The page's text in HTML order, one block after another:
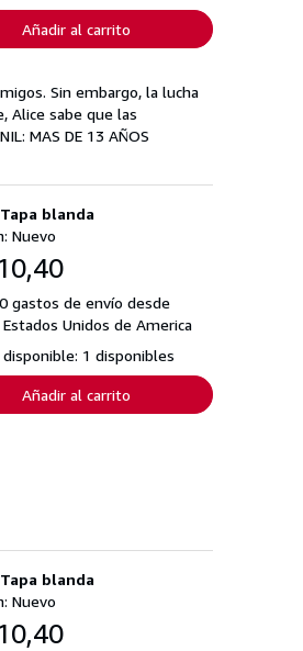
Añadir al carrito
Sin embargo, la lucha
Alice sabe que las
MAS DE 13 AÑOS
blanda
Nuevo
gastos de envío desde
Estados Unidos de America
disponible: 1 disponibles
Añadir al carrito
blanda
Nuevo